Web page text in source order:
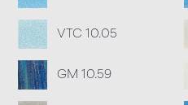
VTC 10.05
GM 10.59